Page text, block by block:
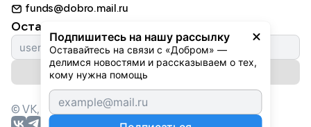
Подпишитесь на нашу рассылку
Оставайтесь на связи с «Добром» —
делимся новостями и рассказываем о тех,
кому нужна помощь
Партнерам
Животным
Природе
Культуре
Фондам
Добрый день
Истории
Автоплатежи
funds@dobro.mail.ru
Оставайтесь с нами
Подписаться на рассылку
© VK, 2026г. Все права защищены.